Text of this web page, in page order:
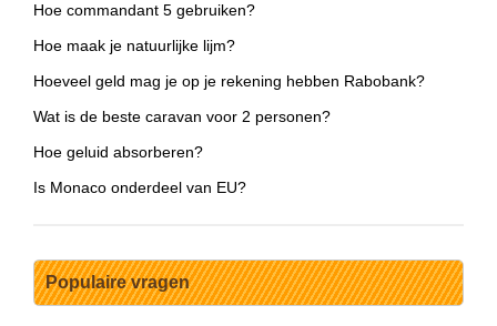
Hoe commandant 5 gebruiken?
Hoe maak je natuurlijke lijm?
Hoeveel geld mag je op je rekening hebben Rabobank?
Wat is de beste caravan voor 2 personen?
Hoe geluid absorberen?
Is Monaco onderdeel van EU?
Populaire vragen